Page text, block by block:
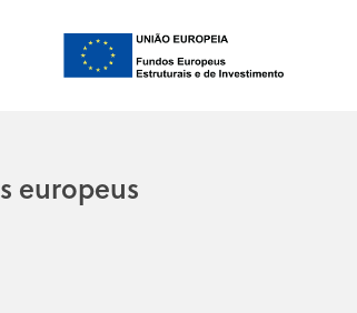
europeus